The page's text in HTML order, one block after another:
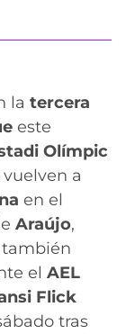
la tercera
este
Olímpic
vuelven a
en el
Araújo,
el AEL
Flick
tras